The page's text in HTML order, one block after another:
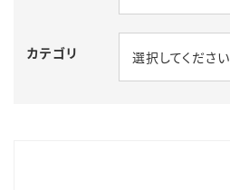
カテゴリ 選択してください